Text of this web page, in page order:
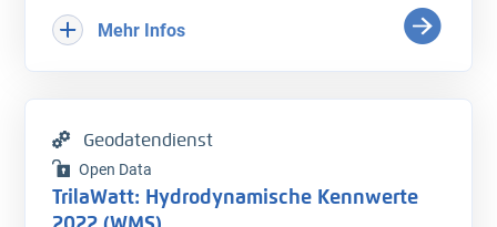
Mehr Infos
Geodatendienst
Open Data
TrilaWatt: Hydrodynamische Kennwerte